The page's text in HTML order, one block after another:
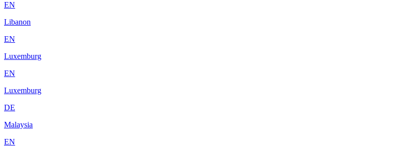
EN
Libanon
EN
Luxemburg
EN
Luxemburg
DE
Malaysia
EN